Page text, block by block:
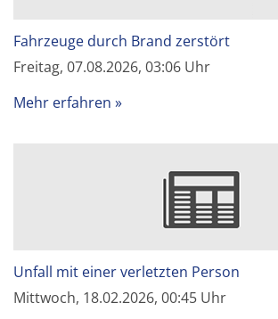
Fahrzeuge durch Brand zerstört
Freitag, 07.08.2026, 03:06 Uhr
Mehr erfahren
Unfall mit einer verletzten Person
Mittwoch, 18.02.2026, 00:45 Uhr